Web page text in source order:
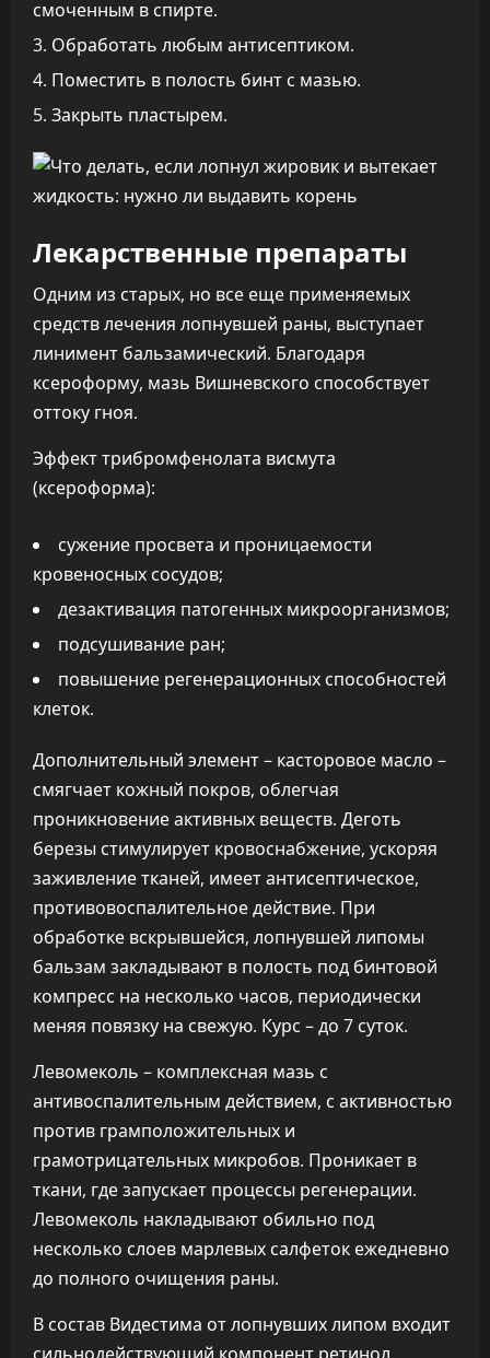
смоченным в спирте.
Обработать любым антисептиком.
Поместить в полость бинт с мазью.
Закрыть пластырем.
Лекарственные препараты
Одним из старых, но все еще применяемых
средств лечения лопнувшей раны, выступает
линимент бальзамический. Благодаря
ксероформу, мазь Вишневского способствует
оттоку гноя.
Эффект трибромфенолата висмута
(ксероформа):
сужение просвета и проницаемости
кровеносных сосудов;
дезактивация патогенных микроорганизмов;
подсушивание ран;
повышение регенерационных способностей
клеток.
Дополнительный элемент – касторовое масло –
смягчает кожный покров, облегчая
проникновение активных веществ. Деготь
березы стимулирует кровоснабжение, ускоряя
заживление тканей, имеет антисептическое,
противовоспалительное действие. При
обработке вскрывшейся, лопнувшей липомы
бальзам закладывают в полость под бинтовой
компресс на несколько часов, периодически
меняя повязку на свежую. Курс – до 7 суток.
Левомеколь – комплексная мазь с
антивоспалительным действием, с активностью
против грамположительных и
грамотрицательных микробов. Проникает в
ткани, где запускает процессы регенерации.
Левомеколь накладывают обильно под
несколько слоев марлевых салфеток ежедневно
до полного очищения раны.
В состав Видестима от лопнувших липом входит